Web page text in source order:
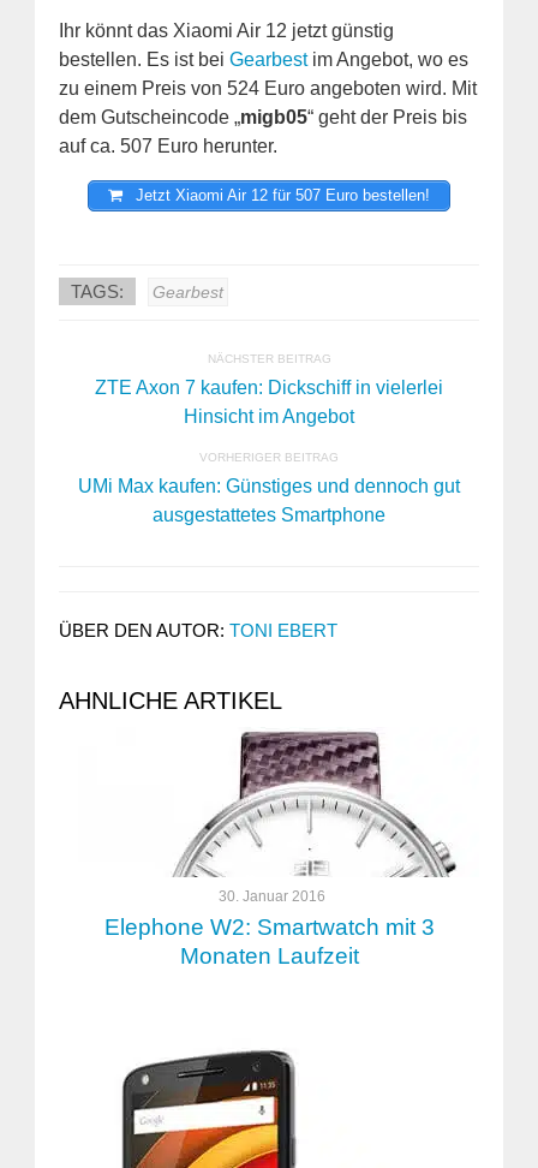
Ihr könnt das Xiaomi Air 12 jetzt günstig
bestellen. Es ist bei Gearbestim Angebot, wo es
zu einem Preis von 524 Euro angeboten wird. Mit
dem Gutscheincode „migb05“ geht der Preis bis
auf ca. 507 Euro herunter.
Jetzt Xiaomi Air 12 für 507 Euro bestellen!
TAGS: Gearbest
NÄCHSTER BEITRAG
ZTE Axon 7 kaufen: Dickschiff in vielerlei
Hinsicht im Angebot
VORHERIGER BEITRAG
UMi Max kaufen: Günstiges und dennoch gut
ausgestattetes Smartphone
ÜBER DEN AUTOR: TONI EBERT
AHNLICHE ARTIKEL
30. Januar 2016
Elephone W2: Smartwatch mit 3
Monaten Laufzeit